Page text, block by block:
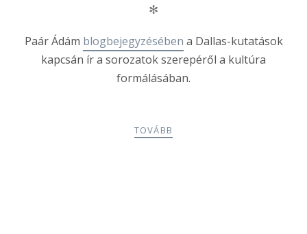
✻
Paár Ádám blogbejegyzésében a Dallas-kutatások
kapcsán ír a sorozatok szerepéről a kultúra
formálásában.
TOVÁBB